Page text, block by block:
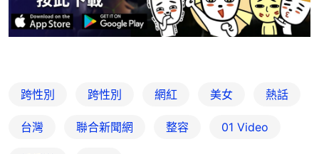
跨性別 跨性別 網紅 美女 熱話
台灣 聯合新聞網 整容 01 Video